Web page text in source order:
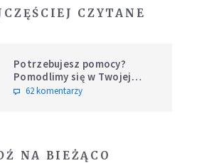
CZYTANE
Potrzebujesz pomocy?
Pomodlimy się w Twojej
intencji
62 komentarzy
NA BIEŻĄCO